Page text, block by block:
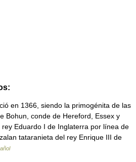
en 1366, siendo la primogénita de las
Bohun, conde de Hereford, Essex y
Eduardo I de Inglaterra por línea de
tataranieta del rey Enrique III de